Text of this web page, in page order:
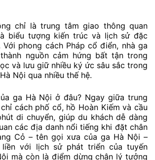
chỉ là trung tâm giao thông quan
biểu tượng kiến trúc và lịch sử đặc
phong cách Pháp cổ điển, nhà ga
nguồn cảm hứng bất tận trong
và lưu giữ nhiều ký ức sâu sắc trong
Nội qua nhiều thế hệ.
ga Hà Nội ở đâu? Ngay giữa trung
cách phố cổ, hồ Hoàn Kiếm và cầu
di chuyển, giúp du khách dễ dàng
các địa danh nổi tiếng khi đặt chân
Cỏ – tên gọi xưa của ga Hà Nội –
liền với lịch sử phát triển của tuyến
mà còn là điểm dừng chân lý tưởng